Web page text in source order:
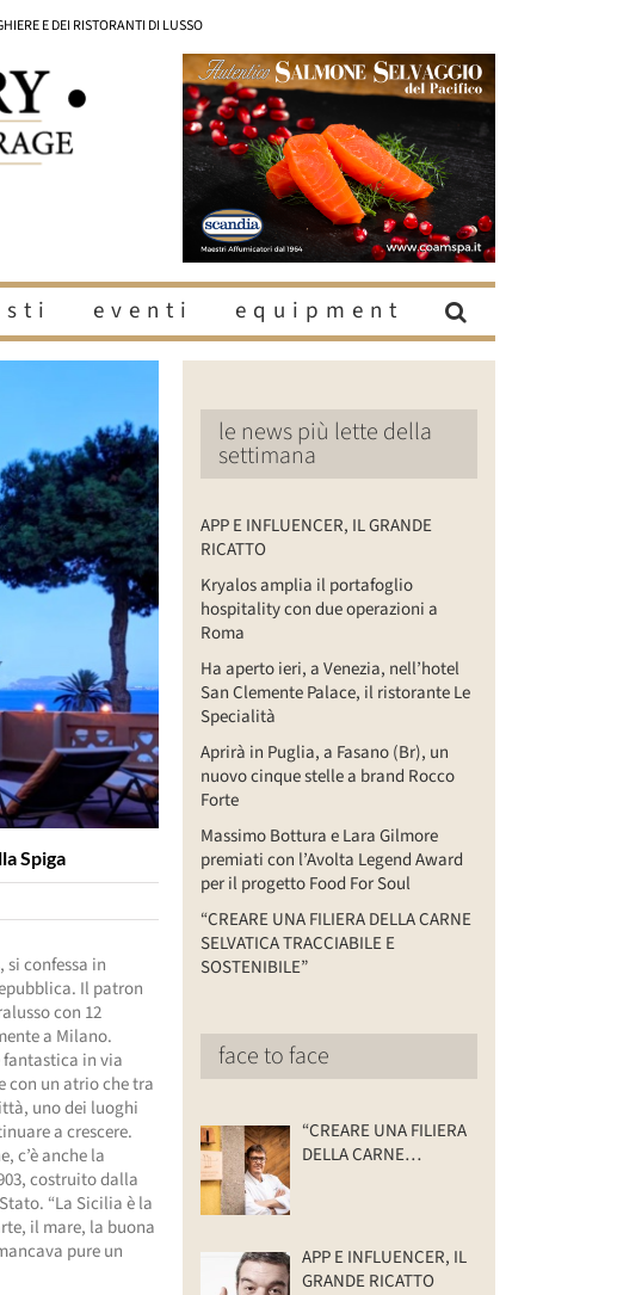
E DEI RISTORANTI DI LUSSO
eventi equipment
Spiga
si confessa in
Il patron
con 12
a Milano.
in via
con un atrio che tra
uno dei luoghi
a crescere.
c’è anche la
costruito dalla
“La Sicilia è la
il mare, la buona
pure un
le news più lette della
settimana
APP E INFLUENCER, IL GRANDE
RICATTO
Kryalos amplia il portafoglio
hospitality con due operazioni a
Roma
Ha aperto ieri, a Venezia, nell’hotel
San Clemente Palace, il ristorante Le
Specialità
Aprirà in Puglia, a Fasano (Br), un
nuovo cinque stelle a brand Rocco
Forte
Massimo Bottura e Lara Gilmore
premiati con l’Avolta Legend Award
per il progetto Food For Soul
“CREARE UNA FILIERA DELLA CARNE
SELVATICA TRACCIABILE E
SOSTENIBILE”
face to face
“CREARE UNA FILIERA
DELLA CARNE
APP E INFLUENCER, IL
GRANDE RICATTO